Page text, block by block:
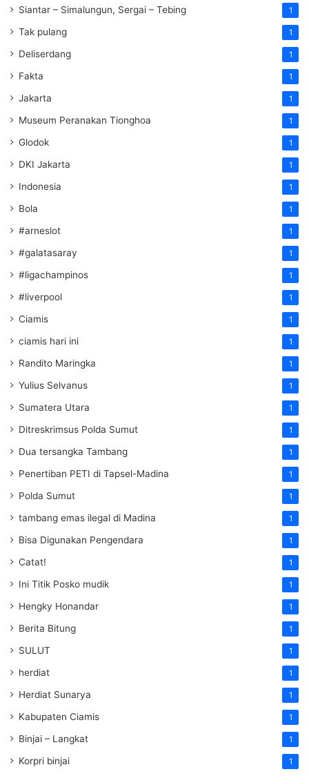
Siantar – Simalungun, Sergai – Tebing 1
Tak pulang 1
Deliserdang 1
Fakta 1
Jakarta 1
Museum Peranakan Tionghoa 1
Glodok 1
DKI Jakarta 1
Indonesia 1
Bola 1
#arneslot 1
#galatasaray 1
#ligachampinos 1
#liverpool 1
Ciamis 1
ciamis hari ini 1
Randito Maringka 1
Yulius Selvanus 1
Sumatera Utara 1
Ditreskrimsus Polda Sumut 1
Dua tersangka Tambang 1
Penertiban PETI di Tapsel-Madina 1
Polda Sumut 1
tambang emas ilegal di Madina 1
Bisa Digunakan Pengendara 1
Catat! 1
Ini Titik Posko mudik 1
Hengky Honandar 1
Berita Bitung 1
SULUT 1
herdiat 1
Herdiat Sunarya 1
Kabupaten Ciamis 1
Binjai – Langkat 1
Korpri binjai 1